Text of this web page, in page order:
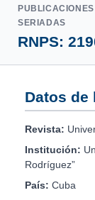
PUBLICACIONES
SERIADAS
RNPS:
Datos de
Revista:
Institución:
Rodríguez”
País: Cuba